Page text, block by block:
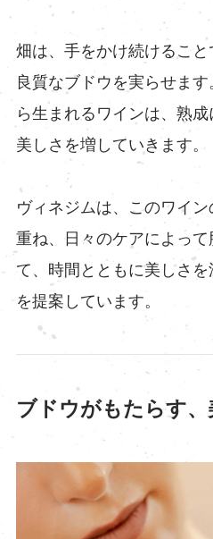
畑は、手をかけ続けること
良質なブドウを実らせま
ら生まれるワインは、熟
美しさを増していきます。
ヴィネジムは、このワイ
重ね、日々のケアによっ
て、時間とともに美しさ
を提案しています。
ブドウがもたらす